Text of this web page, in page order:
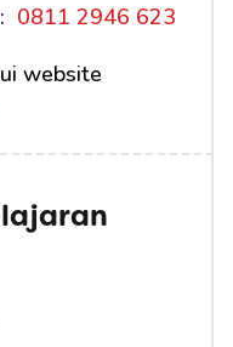
0811 2946 623